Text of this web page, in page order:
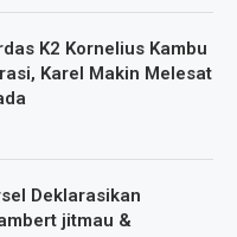
K2 Kornelius Kambu
Karel Makin Melesat
Deklarasikan
jitmau &